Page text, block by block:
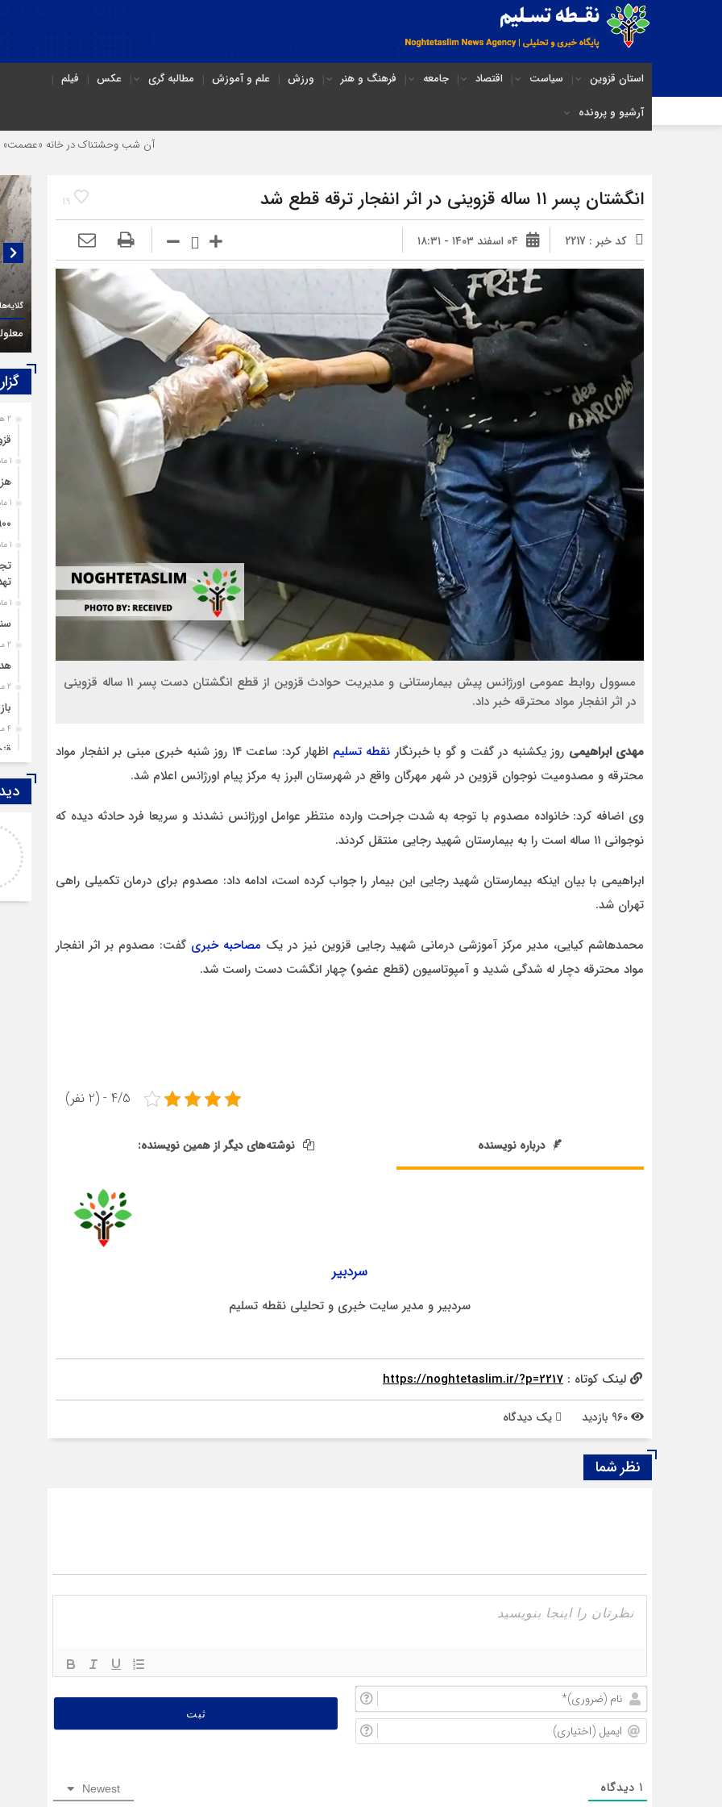
استان قزوین سیاست اقتصاد جامعه فرهنگ و هنر ورزش علم و آموزش مطالبه گری عکس
فیلم
آرشیو و پرونده
آن شب وحشتناک در خانه «عصمت» از
19 انگشتان پسر ۱۱ ساله قزوینی در اثر انفجار ترقه قطع شد
کد خبر : 2217 ۰۴ اسفند ۱۴۰۳ - ۱۸:۳۱
مسوول روابط عمومی اورژانس پیش بیمارستانی و مدیریت حوادث قزوین از قطع انگشتان دست پسر ۱۱ ساله قزوینی
در اثر انفجار مواد محترقه خبر داد.
مهدی ابراهیمی روز یکشنبه در گفت و گو با خبرنگار نقطه تسلیم
اظهار کرد: ساعت ۱۴ روز شنبه خبری مبنی بر انفجار مواد
محترقه و مصدومیت نوجوان قزوین در شهر مهرگان واقع در شهرستان البرز به مرکز پیام اورژانس اعلام شد.
وی اضافه کرد: خانواده مصدوم با توجه به شدت جراحت وارده منتظر عوامل اورژانس نشدند و سریعا فرد حادثه دیده که
نوجوانی ۱۱ ساله است را به بیمارستان شهید رجایی منتقل کردند.
ابراهیمی با بیان اینکه بیمارستان شهید رجایی این بیمار را جواب کرده است، ادامه داد: مصدوم برای درمان تکمیلی راهی
تهران شد.
محمدهاشم کیایی، مدیر مرکز آموزشی درمانی شهید رجایی قزوین نیز در یک مصاحبه خبری گفت: مصدوم بر اثر انفجار
مواد محترقه دچار له شدگی شدید و آمپوتاسیون (قطع عضو) چهار انگشت دست راست شد.
4/5 - (2 نفر)
درباره نویسنده نوشته‌های دیگر از همین نویسنده:
سردبیر
سردبیر و مدیر سایت خبری و تحلیلی نقطه تسلیم
لینک کوتاه : https://noghtetaslim.ir/?p=2217
يک دیدگاه
نظر شما
(ضروری)*
ایمیل
(اختیاری)
1 دیدگاه Newest
معلولیت، محدودیت نیست؛ بی‌توجهی مسئولان است
(۳C)
2 هفته قبل
1 ماه قبل
1 ماه قبل
۹۰۰ پرونده برای
1 ماه قبل
1 ماه قبل
2 ماه قبل
2 ماه قبل
4 ماه قبل
قزوین ۱۴۰۴،
احمد
وقتی هر فردی با هر تحصیلات